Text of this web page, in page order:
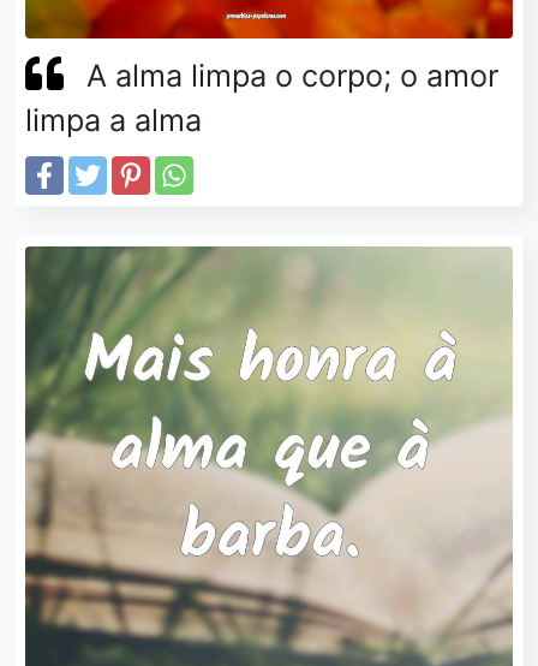
A alma limpa o corpo; o amor
limpa a alma